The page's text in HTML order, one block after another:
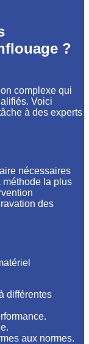
?
complexe qui
Voici
à des experts
nécessaires
méthode la plus
des
différentes
aux normes.